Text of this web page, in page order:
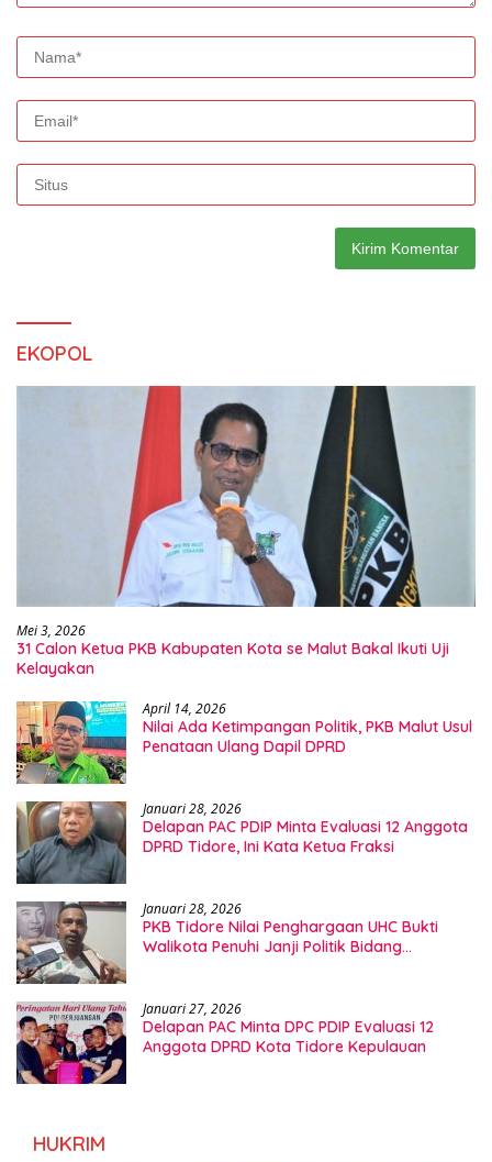
EKOPOL
Mei 3, 2026
31 Calon Ketua PKB Kabupaten Kota se Malut Bakal Ikuti Uji
Kelayakan
April 14, 2026
Nilai Ada Ketimpangan Politik, PKB Malut Usul
Penataan Ulang Dapil DPRD
Januari 28, 2026
Delapan PAC PDIP Minta Evaluasi 12 Anggota
DPRD Tidore, Ini Kata Ketua Fraksi
Januari 28, 2026
PKB Tidore Nilai Penghargaan UHC Bukti
Walikota Penuhi Janji Politik Bidang
Januari 27, 2026
Delapan PAC Minta DPC PDIP Evaluasi 12
Anggota DPRD Kota Tidore Kepulauan
HUKRIM